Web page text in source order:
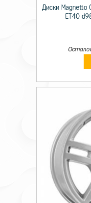
Диски Magnetto
ET40